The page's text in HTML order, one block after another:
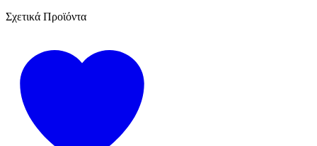
Σχετικά Προϊόντα